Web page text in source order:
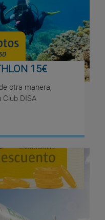
15€
otra manera,
Club DISA